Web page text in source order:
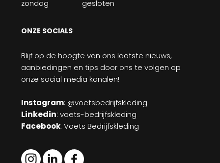
zondag
gesloten
ONZE SOCIALS
Blijf op de hoogte van ons laatste nieuws,
aanbiedingen en tips door ons te volgen op
onze social media kanalen!
Instagram: @voetsbedrijfskleding
Linkedin: voets-bedrijfskleding
Facebook: Voets Bedrijfskleding